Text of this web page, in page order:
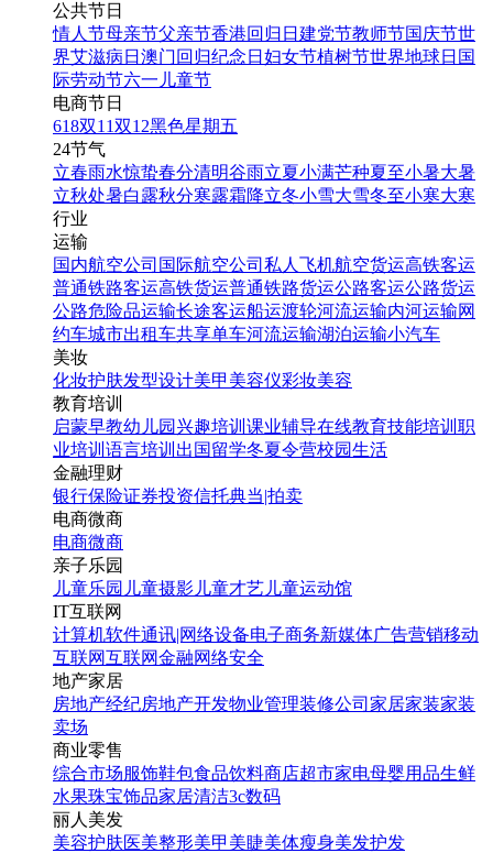
公共节日
情人节母亲节父亲节香港回归日 建党节教师节国庆节世
界艾滋病日 澳门回归纪念日 妇女节植树节世界地球日 国
际劳动节六一儿童节
电商节日
618双11双12黑色星期五
24节气
立春雨水惊蛰春分清明谷雨立夏小满芒种夏至小暑大暑
立秋处暑白露秋分寒露霜降立冬小雪大雪冬至小寒大寒
行业
运输
国内航空公司 国际航空公司 私人飞机航空货运高铁客运
普通铁路客运高铁货运普通铁路货运公路客运公路货运
公路危险品运输长途客运船运渡轮河流运输内河运输网
约车城市出租车共享单车河流运输湖泊运输小汽车
美妆
化妆护肤发型设计美甲 美容仪彩妆美容
教育培训
启蒙早教幼儿园 兴趣培训 课业辅导在线教育技能培训 职
业培训 语言培训 出国留学冬夏令营校园生活
金融理财
银行保险证券投资信托典当|拍卖
电商微商
电商微商
亲子乐园
儿童乐园 儿童摄影 儿童才艺 儿童运动馆
IT互联网
计算机软件通讯|网络设备电子商务新媒体广告营销移动
互联网互联网金融网络安全
地产家居
房地产经纪房地产开发物业管理装修公司 家居家装家装
卖场
商业零售
综合市场服饰鞋包食品饮料商店超市家电母婴用品生鲜
水果珠宝饰品家居清洁3c数码
丽人美发
美容护肤医美整形美甲美睫美体瘦身美发护发